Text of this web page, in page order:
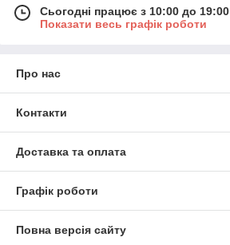
Сьогодні працює з 10:00 до 19:00
Показати весь графік роботи
Про нас
Контакти
Доставка та оплата
Графік роботи
Повна версія сайту